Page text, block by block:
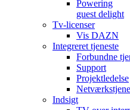
Powering
guest delight
Tv-licenser
Vis DAZN
Integreret tjeneste
Forbundne
Support
Projektledelse
Indsigt